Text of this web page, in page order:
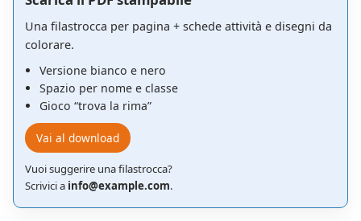
Una filastrocca per pagina + schede attività e disegni da
colorare.
Versione bianco e nero
Spazio per nome e classe
Gioco “trova la rima”
Vai al download
Vuoi suggerire una filastrocca?
Scrivici a info@example.com.